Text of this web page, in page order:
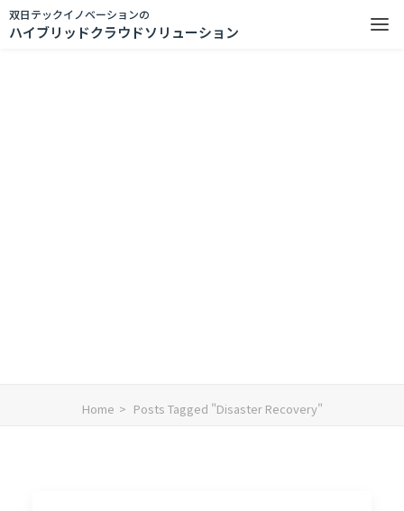
双日テックイノベーションの
ハイブリッドクラウドソリューション
Home Posts Tagged "Disaster Recovery"